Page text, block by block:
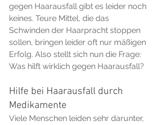
gegen Haarausfall gibt es leider noch
keines. Teure Mittel, die das
Schwinden der Haarpracht stoppen
sollen, bringen leider oft nur mäßigen
Erfolg. Also stellt sich nun die Frage:
Was hilft wirklich gegen Haarausfall?
Hilfe bei Haarausfall durch
Medikamente
Viele Menschen leiden sehr darunter,